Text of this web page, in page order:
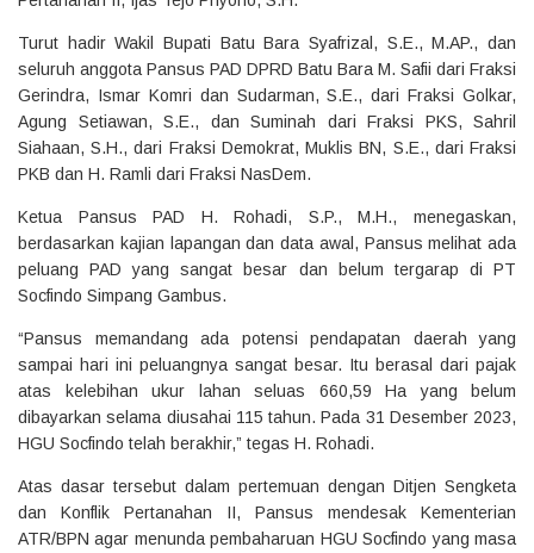
Turut hadir Wakil Bupati Batu Bara Syafrizal, S.E., M.AP., dan
seluruh anggota Pansus PAD DPRD Batu Bara M. Safii dari Fraksi
Gerindra, Ismar Komri dan Sudarman, S.E., dari Fraksi Golkar,
Agung Setiawan, S.E., dan Suminah dari Fraksi PKS, Sahril
Siahaan, S.H., dari Fraksi Demokrat, Muklis BN, S.E., dari Fraksi
PKB dan H. Ramli dari Fraksi NasDem.
Ketua Pansus PAD H. Rohadi, S.P., M.H., menegaskan,
berdasarkan kajian lapangan dan data awal, Pansus melihat ada
peluang PAD yang sangat besar dan belum tergarap di PT
Socfindo Simpang Gambus.
“Pansus memandang ada potensi pendapatan daerah yang
sampai hari ini peluangnya sangat besar. Itu berasal dari pajak
atas kelebihan ukur lahan seluas 660,59 Ha yang belum
dibayarkan selama diusahai 115 tahun. Pada 31 Desember 2023,
HGU Socfindo telah berakhir,” tegas H. Rohadi.
Atas dasar tersebut dalam pertemuan dengan Ditjen Sengketa
dan Konflik Pertanahan II, Pansus mendesak Kementerian
ATR/BPN agar menunda pembaharuan HGU Socfindo yang masa